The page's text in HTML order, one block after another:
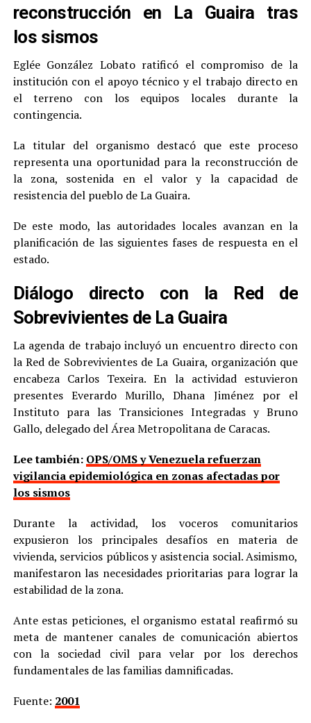
reconstrucción en La Guaira tras
los sismos
Eglée González Lobato ratificó el compromiso de la
institución con el apoyo técnico y el trabajo directo en
el terreno con los equipos locales durante la
contingencia.
La titular del organismo destacó que este proceso
representa una oportunidad para la reconstrucción de
la zona, sostenida en el valor y la capacidad de
resistencia del pueblo de La Guaira.
De este modo, las autoridades locales avanzan en la
planificación de las siguientes fases de respuesta en el
estado.
Diálogo directo con la Red de
Sobrevivientes de La Guaira
La agenda de trabajo incluyó un encuentro directo con
la Red de Sobrevivientes de La Guaira, organización que
encabeza Carlos Texeira. En la actividad estuvieron
presentes Everardo Murillo, Dhana Jiménez por el
Instituto para las Transiciones Integradas y Bruno
Gallo, delegado del Área Metropolitana de Caracas.
Lee también: OPS/OMS y Venezuela refuerzan
vigilancia epidemiológica en zonas afectadas por
los sismos
Durante la actividad, los voceros comunitarios
expusieron los principales desafíos en materia de
vivienda, servicios públicos y asistencia social. Asimismo,
manifestaron las necesidades prioritarias para lograr la
estabilidad de la zona.
Ante estas peticiones, el organismo estatal reafirmó su
meta de mantener canales de comunicación abiertos
con la sociedad civil para velar por los derechos
fundamentales de las familias damnificadas.
Fuente: 2001